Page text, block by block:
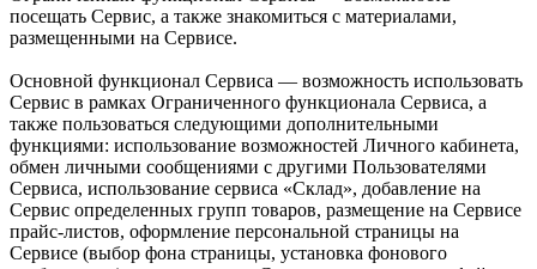
посещать Сервис, а также знакомиться с материалами,
размещенными на Сервисе.
Основной функционал Сервиса — возможность использовать
Сервис в рамках Ограниченного функционала Сервиса, а
также пользоваться следующими дополнительными
функциями: использование возможностей Личного кабинета,
обмен личными сообщениями с другими Пользователями
Сервиса, использование сервиса «Склад», добавление на
Сервис определенных групп товаров, размещение на Сервисе
прайс-листов, оформление персональной страницы на
Сервисе (выбор фона страницы, установка фонового